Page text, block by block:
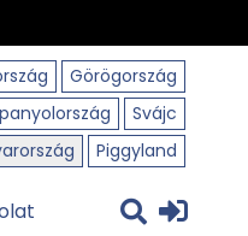
Görögország
Svájc
Piggyland